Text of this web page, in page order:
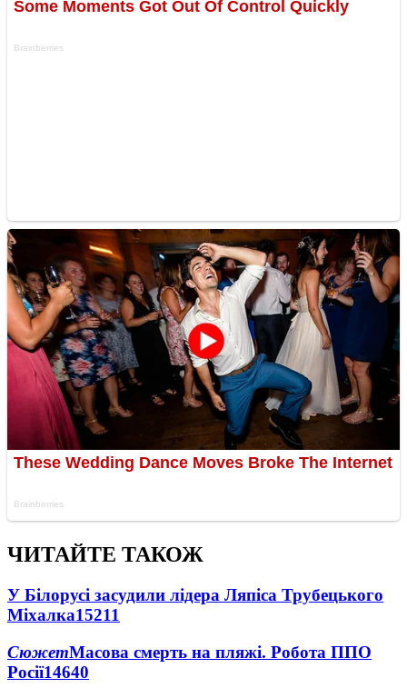
ЧИТАЙТЕ ТАКОЖ
У Білорусі засудили лідера Ляпіса Трубецького
Міхалка15211
СюжетМасова смерть на пляжі. Робота ППО
Росії14640